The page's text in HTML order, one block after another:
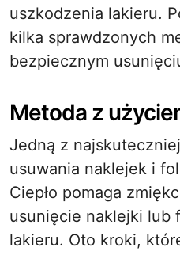
uszkodzenia lakieru.
kilka sprawdzonych
bezpiecznym
Metoda z
Jedną z
usuwania naklejek i
Ciepło pomaga
usunięcie naklejki lub
lakieru. Oto kroki,